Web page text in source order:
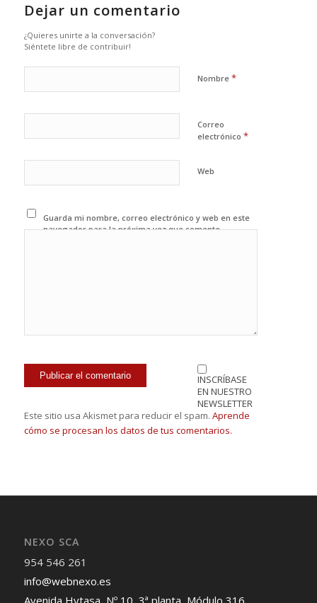
Dejar un comentario
¿Quieres unirte a la conversación?
Siéntete libre de contribuir!
Nombre *
Correo
electrónico *
Web
Guarda mi nombre, correo electrónico y web en este
navegador para la próxima vez que comente.
INSCRÍBASE
EN NUESTRO
NEWSLETTER
Este sitio usa Akismet para reducir el spam. Aprende
cómo se procesan los datos de tus comentarios.
NEXO SCA
954 546 261
info@webnexo.es